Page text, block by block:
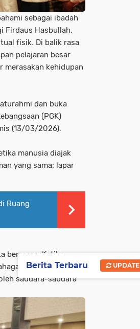
sebagai ibadah
Firdaus Hasbullah,
fisik. Di balik rasa
pelajaran besar
merasakan kehidupan
dan buka
(PGK)
(13/03/2026).
manusia diajak
yang sama: lapar
Ruang
bersama. Ketika
terasa, kita
saudara-saudara
Berita Terbaru UPDATE